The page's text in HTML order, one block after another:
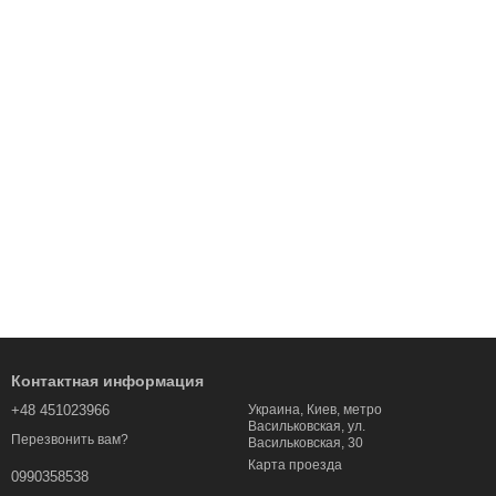
Контактная информация
+48 451023966
Перезвонить вам?
0990358538
Украина, Киев, метро
Васильковская, ул.
Васильковская, 30
Карта проезда